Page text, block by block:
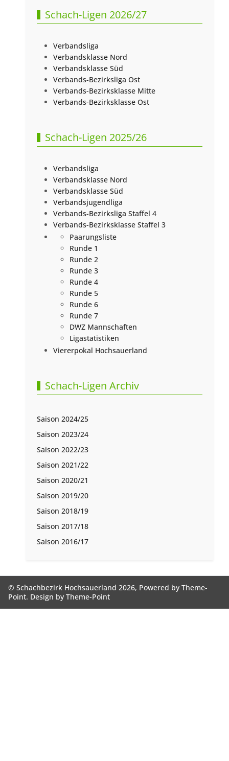
Schach-Ligen 2026/27
Verbandsliga
Verbandsklasse Nord
Verbandsklasse Süd
Verbands-Bezirksliga Ost
Verbands-Bezirksklasse Mitte
Verbands-Bezirksklasse Ost
Schach-Ligen 2025/26
Verbandsliga
Verbandsklasse Nord
Verbandsklasse Süd
Verbandsjugendliga
Verbands-Bezirksliga Staffel 4
Verbands-Bezirksklasse Staffel 3
Paarungsliste
Runde 1
Runde 2
Runde 3
Runde 4
Runde 5
Runde 6
Runde 7
DWZ Mannschaften
Ligastatistiken
Viererpokal Hochsauerland
Schach-Ligen Archiv
Saison 2024/25
Saison 2023/24
Saison 2022/23
Saison 2021/22
Saison 2020/21
Saison 2019/20
Saison 2018/19
Saison 2017/18
Saison 2016/17
© Schachbezirk Hochsauerland 2026, Powered byTheme-
Point. Design byTheme-Point